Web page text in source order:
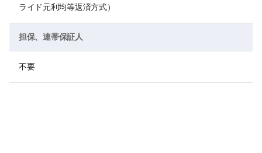
ライド元利均等返済方式）
担保、連帯保証人
不要